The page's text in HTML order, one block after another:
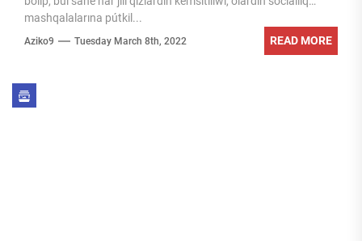
mashqalalarına pútkil...
Aziko9 Tuesday March 8th, 2022 READ MORE